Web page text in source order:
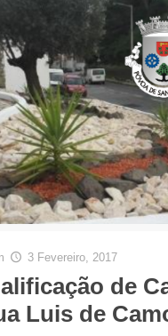
3 Fevereiro, 2017
de
Luis de